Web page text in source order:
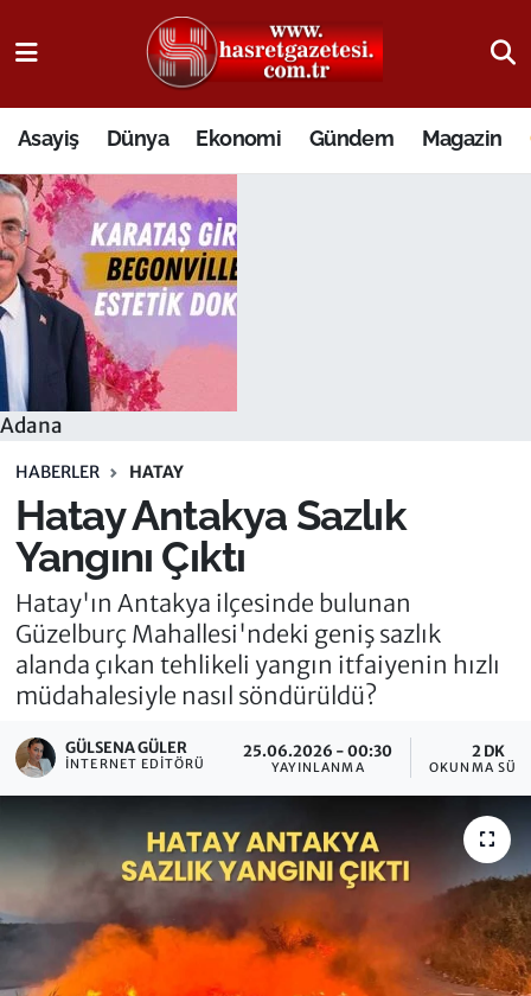
Asayiş Dünya Ekonomi Gündem Magazin
Adana
HABERLER HATAY
Hatay Antakya Sazlık
Yangını Çıktı
Hatay'ın Antakya ilçesinde bulunan
Güzelburç Mahallesi'ndeki geniş sazlık
alanda çıkan tehlikeli yangın itfaiyenin hızlı
müdahalesiyle nasıl söndürüldü?
GÜLSENA GÜLER
İNTERNET EDITÖRÜ
25.06.2026 - 00:30
YAYINLANMA
2 DK
OKUNMA
Osmaniye Nöbetçi Eczaneler
Osmaniye Hava Durumu
Osmaniye Trafik Yoğunluk Haritası
Süper Lig Puan Durumu ve Fikstür
Tüm Manşetler
Son Dakika Haberleri